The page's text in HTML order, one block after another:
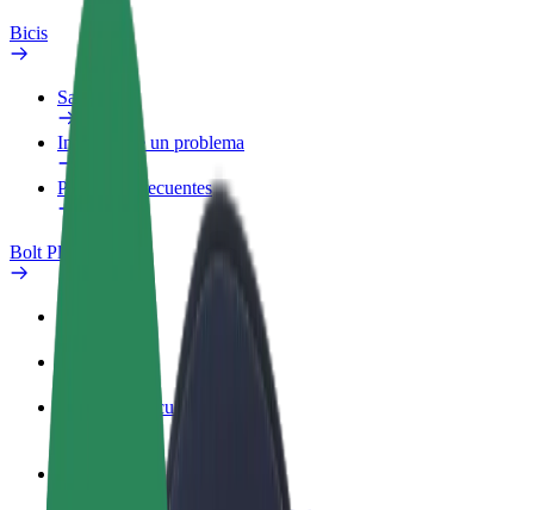
Bicis
Safety Lab
Informar de un problema
Preguntas frecuentes
Bolt Plus
Preguntas frecuentes
Colaborar como conductor